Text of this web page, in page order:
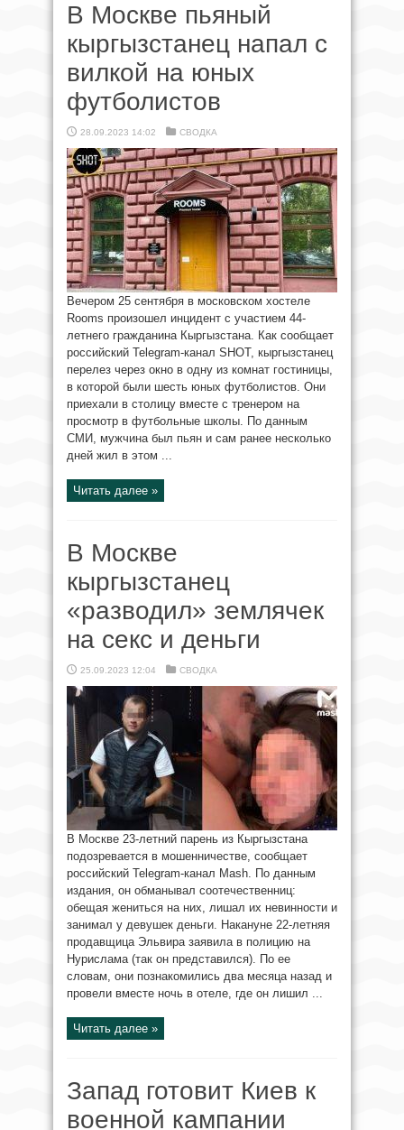
В Москве пьяный
кыргызстанец напал с
вилкой на юных
футболистов
28.09.2023 14:02 СВОДКА
Вечером 25 сентября в московском хостеле
Rooms произошел инцидент с участием 44-
летнего гражданина Кыргызстана. Как сообщает
российский Telegram-канал SHOT, кыргызстанец
перелез через окно в одну из комнат гостиницы,
в которой были шесть юных футболистов. Они
приехали в столицу вместе с тренером на
просмотр в футбольные школы. По данным
СМИ, мужчина был пьян и сам ранее несколько
дней жил в этом ...
Читать далее »
В Москве
кыргызстанец
«разводил» землячек
на секс и деньги
25.09.2023 12:04 СВОДКА
В Москве 23-летний парень из Кыргызстана
подозревается в мошенничестве, сообщает
российский Telegram-канал Mash. По данным
издания, он обманывал соотечественниц:
обещая жениться на них, лишал их невинности и
занимал у девушек деньги. Накануне 22-летняя
продавщица Эльвира заявила в полицию на
Нурислама (так он представился). По ее
словам, они познакомились два месяца назад и
провели вместе ночь в отеле, где он лишил ...
Читать далее »
Запад готовит Киев к
военной кампании